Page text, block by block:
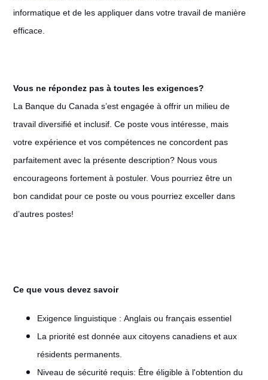
informatique et de les appliquer dans votre travail de manière
efficace.
Vous ne répondez pas à toutes les exigences?
La Banque du Canada s’est engagée à offrir un milieu de
travail diversifié et inclusif. Ce poste vous intéresse, mais
votre expérience et vos compétences ne concordent pas
parfaitement avec la présente description? Nous vous
encourageons fortement à postuler. Vous pourriez être un
bon candidat pour ce poste ou vous pourriez exceller dans
d’autres postes!
Ce que vous devez savoir
Exigence linguistique : Anglais ou français essentiel
La priorité est donnée aux citoyens canadiens et aux
résidents permanents.
Niveau de sécurité requis: Être éligible à l'obtention du